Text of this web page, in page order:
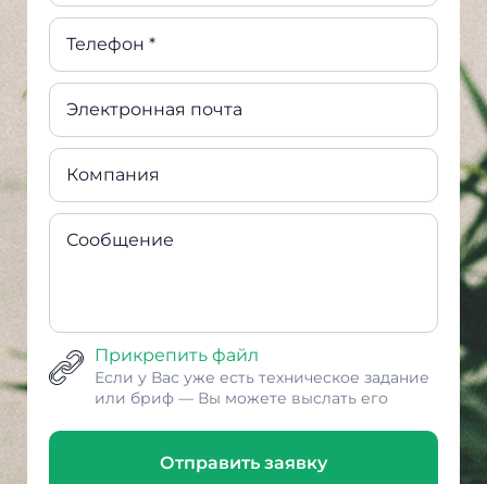
Телефон *
Электронная почта
Компания
Сообщение
Прикрепить файл
Если у Вас уже есть техническое задание
или бриф — Вы можете выслать его
Отправить заявку